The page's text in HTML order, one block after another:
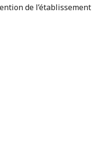
de l’établissement